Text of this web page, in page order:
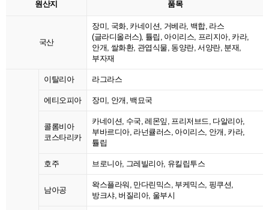
원산지 품목
국산
장미, 국화, 카네이션, 거베라, 백합, 라스
(글라디올러스), 튤립, 아이리스, 프리지아, 카라,
안개, 쌀화환, 관엽식물, 동양란, 서양란, 분재,
부자재
이탈리아 라그라스
에티오피아 장미, 안개, 백묘국
콜롬비아
코스타리카
카네이션, 수국, 레몬잎, 프리저브드, 다알리아,
부바르디아, 라넌큘러스, 아이리스, 안개, 카라,
튤립
호주 브로니아, 그레빌리아, 유킬립투스
남아공
왁스플라워, 만다린믹스, 부케믹스, 핑쿠션,
방크샤, 버질리아, 울부시